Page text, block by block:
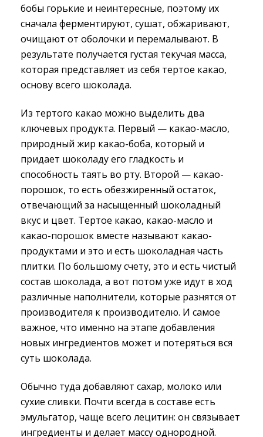
бобы горькие и неинтересные, поэтому их
сначала ферментируют, сушат, обжаривают,
очищают от оболочки и перемалывают. В
результате получается густая текучая масса,
которая представляет из себя тертое какао,
основу всего шоколада.
Из тертого какао можно выделить два
ключевых продукта. Первый — какао-масло,
природный жир какао-боба, который и
придает шоколаду его гладкость и
способность таять во рту. Второй — какао-
порошок, то есть обезжиренный остаток,
отвечающий за насыщенный шоколадный
вкус и цвет. Тертое какао, какао-масло и
какао-порошок вместе называют какао-
продуктами и это и есть шоколадная часть
плитки. По большому счету, это и есть чистый
состав шоколада, а вот потом уже идут в ход
различные наполнители, которые разнятся от
производителя к производителю. И самое
важное, что именно на этапе добавления
новых ингредиентов может и потеряться вся
суть шоколада.
Обычно туда добавляют сахар, молоко или
сухие сливки. Почти всегда в составе есть
эмульгатор, чаще всего лецитин: он связывает
ингредиенты и делает массу однородной.